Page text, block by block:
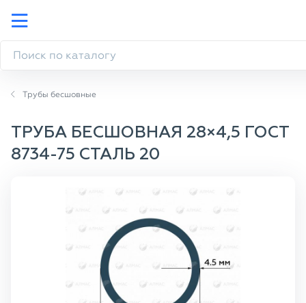
Трубы бесшовные
ТРУБА БЕСШОВНАЯ 28×4,5 ГОСТ
8734-75 СТАЛЬ 20